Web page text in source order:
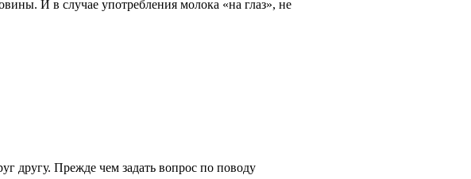
И в случае употребления молока «на глаз», не
другу. Прежде чем задать вопрос по поводу